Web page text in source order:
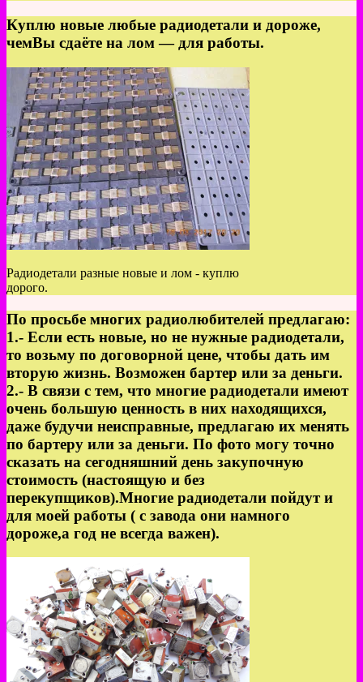
Куплю новые любые радиодетали и дороже,
чемВы сдаёте на лом — для работы.
Радиодетали разные новые и лом - куплю
дорого.
По просьбе многих радиолюбителей предлагаю:
1.- Если есть новые, но не нужные радиодетали,
то возьму по договорной цене, чтобы дать им
вторую жизнь. Возможен бартер или за деньги.
2.- В связи с тем, что многие радиодетали имеют
очень большую ценность в них находящихся,
даже будучи неисправные, предлагаю их менять
по бартеру или за деньги. По фото могу точно
сказать на сегодняшний день закупочную
стоимость (настоящую и без
перекупщиков).Многие радиодетали пойдут и
для моей работы ( с завода они намного
дороже,а год не всегда важен).